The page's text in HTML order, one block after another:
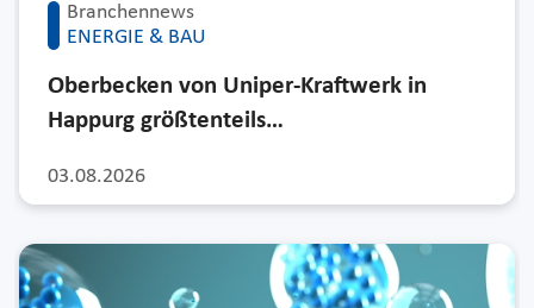
Branchennews
ENERGIE & BAU
03.08.2026
Oberbecken von Uniper-Kraftwerk in
Happurg größtenteils…